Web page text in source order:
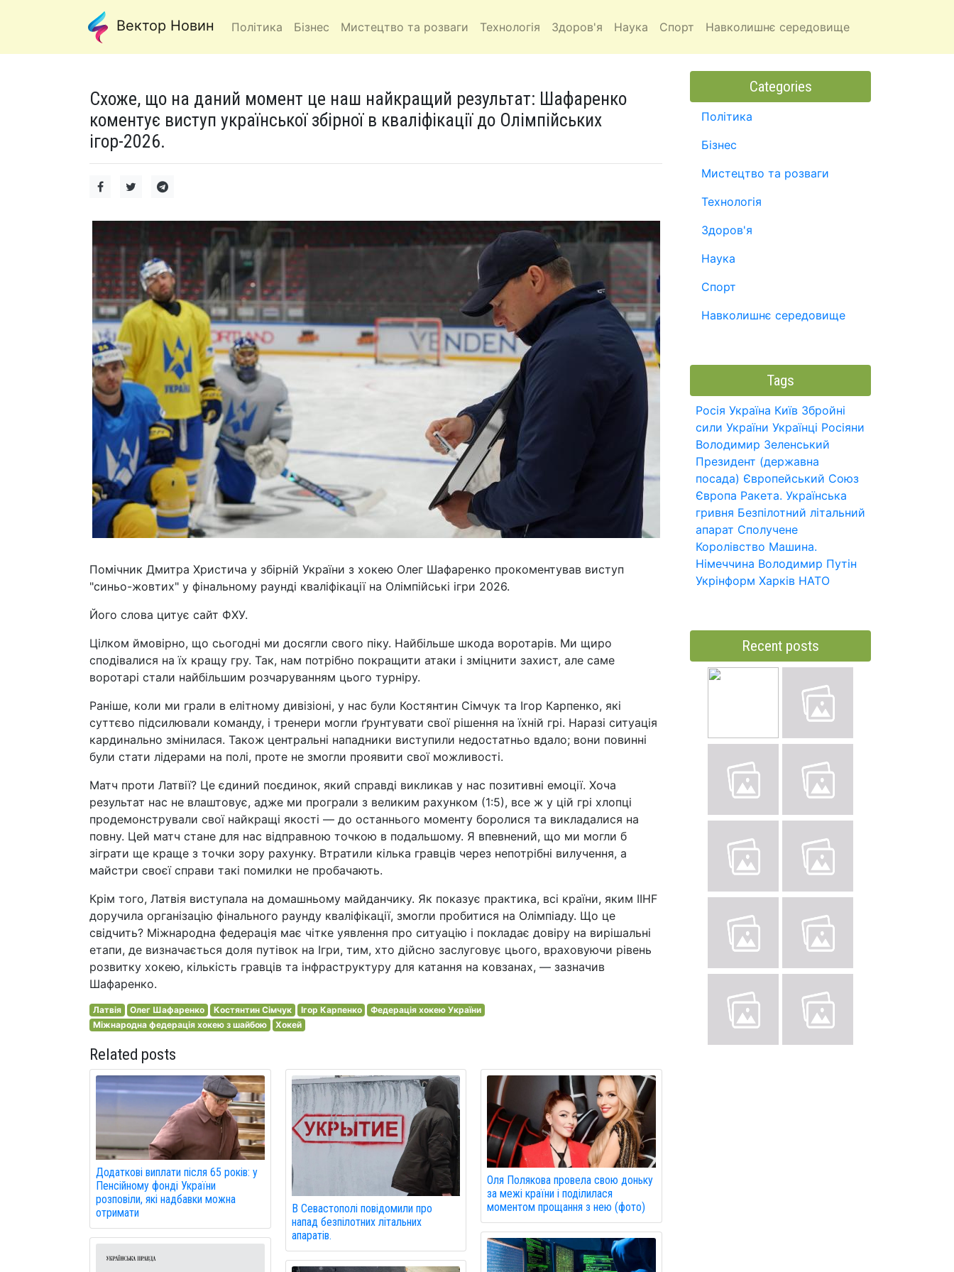
Вектор Новин Політика Бізнес Мистецтво та розваги Технологія Здоров'я Наука Спорт Навколишнє середовище
Схоже, що на даний момент це наш найкращий результат: Шафаренко
коментує виступ української збірної в кваліфікації до Олімпійських
ігор-2026.
Помічник Дмитра Христича у збірній України з хокею Олег Шафаренко прокоментував виступ
"синьо-жовтих" у фінальному раунді кваліфікації на Олімпійські ігри 2026.
Його слова цитує сайт ФХУ.
Цілком ймовірно, що сьогодні ми досягли свого піку. Найбільше шкода воротарів. Ми щиро
сподівалися на їх кращу гру. Так, нам потрібно покращити атаки і зміцнити захист, але саме
воротарі стали найбільшим розчаруванням цього турніру.
Раніше, коли ми грали в елітному дивізіоні, у нас були Костянтин Сімчук та Ігор Карпенко, які
суттєво підсилювали команду, і тренери могли ґрунтувати свої рішення на їхній грі. Наразі ситуація
кардинально змінилася. Також центральні нападники виступили недостатньо вдало; вони повинні
були стати лідерами на полі, проте не змогли проявити свої можливості.
Матч проти Латвії? Це єдиний поєдинок, який справді викликав у нас позитивні емоції. Хоча
результат нас не влаштовує, адже ми програли з великим рахунком (1:5), все ж у цій грі хлопці
продемонстрували свої найкращі якості — до останнього моменту боролися та викладалися на
повну. Цей матч стане для нас відправною точкою в подальшому. Я впевнений, що ми могли б
зіграти ще краще з точки зору рахунку. Втратили кілька гравців через непотрібні вилучення, а
майстри своєї справи такі помилки не пробачають.
Крім того, Латвія виступала на домашньому майданчику. Як показує практика, всі країни, яким IIHF
доручила організацію фінального раунду кваліфікації, змогли пробитися на Олімпіаду. Що це
свідчить? Міжнародна федерація має чітке уявлення про ситуацію і покладає довіру на вирішальні
етапи, де визначається доля путівок на Ігри, тим, хто дійсно заслуговує цього, враховуючи рівень
розвитку хокею, кількість гравців та інфраструктуру для катання на ковзанах, — зазначив
Шафаренко.
Латвія Олег Шафаренко Костянтин Сімчук Ігор Карпенко
Федерація хокею України
Міжнародна федерація хокею з шайбою
Хокей
Related posts
Додаткові виплати після 65 років: у
Пенсійному фонді України
розповіли, які надбавки можна
отримати
В Севастополі повідомили про
напад безпілотних літальних
апаратів.
Оля Полякова провела свою доньку
за межі країни і поділилася
моментом прощання з нею (фото)
Categories
Політика
Бізнес
Мистецтво та розваги
Технологія
Здоров'я
Наука
Спорт
Навколишнє середовище
Tags
Росія Україна Київ Збройні
сили України Українці Росіяни
Володимир Зеленський
Президент (державна
посада) Європейський Союз
Європа Ракета. Українська
гривня Безпілотний літальний
апарат Сполучене
Королівство Машина.
Німеччина Володимир Путін
Укрінформ Харків НАТО
Recent posts